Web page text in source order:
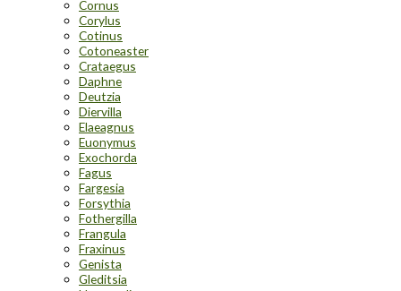
Cornus
Corylus
Cotinus
Cotoneaster
Crataegus
Daphne
Deutzia
Diervilla
Elaeagnus
Euonymus
Exochorda
Fagus
Fargesia
Forsythia
Fothergilla
Frangula
Fraxinus
Genista
Gleditsia